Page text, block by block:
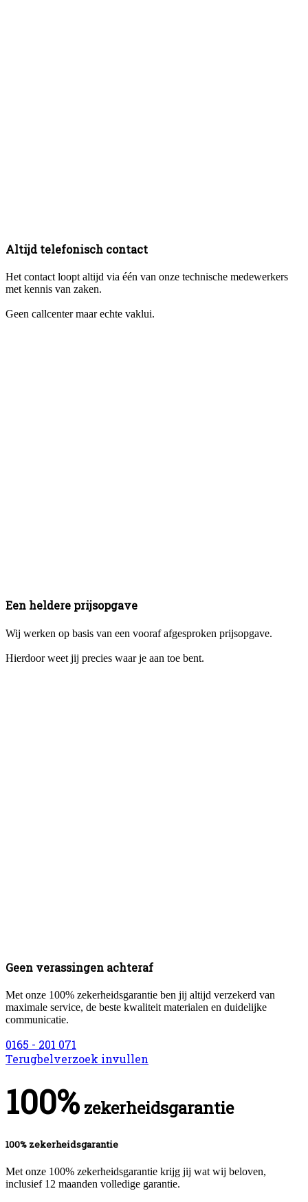
Altijd telefonisch contact
Het contact loopt altijd via één van onze technische medewerkers
met kennis van zaken.
Geen callcenter maar echte vaklui.
Een heldere prijsopgave
Wij werken op basis van een vooraf afgesproken prijsopgave.
Hierdoor weet jij precies waar je aan toe bent.
Geen verassingen achteraf
Met onze 100% zekerheidsgarantie ben jij altijd verzekerd van
maximale service, de beste kwaliteit materialen en duidelijke
communicatie.
0165 - 201 071
Terugbelverzoek invullen
100% zekerheidsgarantie
100% zekerheidsgarantie
Met onze 100% zekerheidsgarantie krijg jij wat wij beloven,
inclusief 12 maanden volledige garantie.